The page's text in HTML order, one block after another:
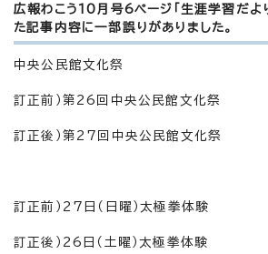
広報わこう10月号6ページ「生涯学習だ
た記事内容に一部誤りがありました。
中央公民館文化祭
訂正前）第26回中央公民館文化祭
訂正後）第27回中央公民館文化祭
訂正前）27日（日曜）太極拳体験
訂正後）26日（土曜）太極拳体験